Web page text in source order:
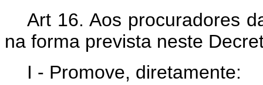
Art 16. Aos procuradores
na forma prevista neste
I - Promove, diretamente: